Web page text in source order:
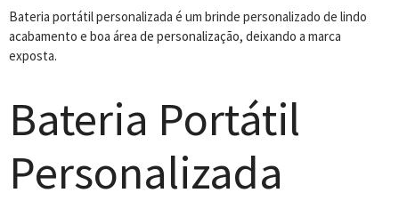
Bateria portátil personalizada é um brinde personalizado de lindo
acabamento e boa área de personalização, deixando a marca
exposta.
Bateria Portátil
Personalizada